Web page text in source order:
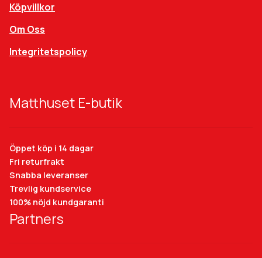
Köpvillkor
Om Oss
Integritetspolicy
Matthuset E-butik
Öppet köp i 14 dagar
Fri returfrakt
Snabba leveranser
Trevlig kundservice
100% nöjd kundgaranti
Partners